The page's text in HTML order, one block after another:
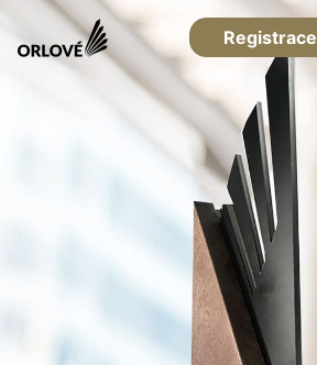
Registrace